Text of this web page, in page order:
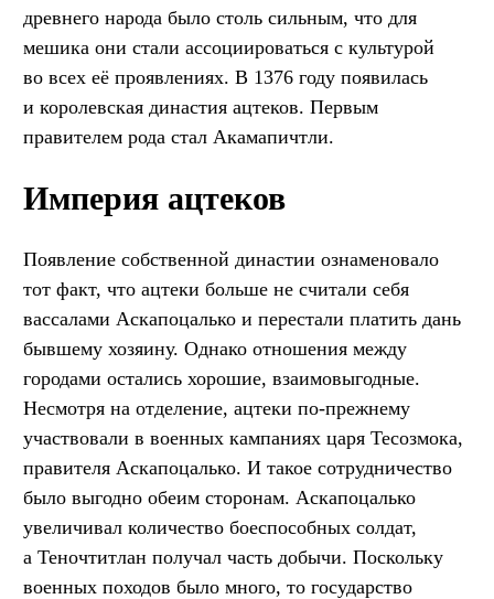
древнего народа было столь сильным, что для
мешика они стали ассоциироваться с культурой
во всех её проявлениях. В 1376 году появилась
и королевская династия ацтеков. Первым
правителем рода стал Акамапичтли.
Империя ацтеков
Появление собственной династии ознаменовало
тот факт, что ацтеки больше не считали себя
вассалами Аскапоцалько и перестали платить дань
бывшему хозяину. Однако отношения между
городами остались хорошие, взаимовыгодные.
Несмотря на отделение, ацтеки по-прежнему
участвовали в военных кампаниях царя Тесозмока,
правителя Аскапоцалько. И такое сотрудничество
было выгодно обеим сторонам. Аскапоцалько
увеличивал количество боеспособных солдат,
а Теночтитлан получал часть добычи. Поскольку
военных походов было много, то государство